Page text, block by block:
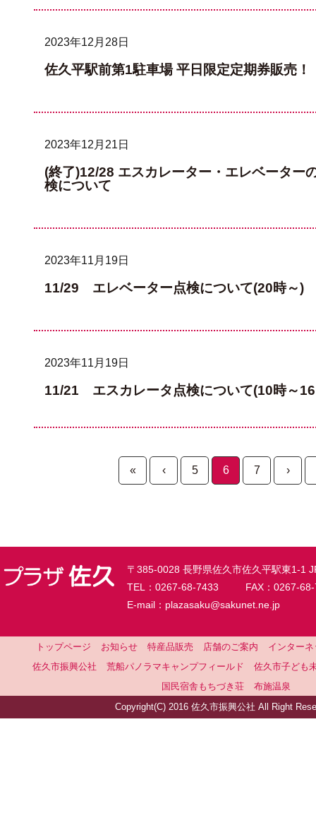
2023年12月28日
佐久平駅前第1駐車場 平日限定定期券販売！
2023年12月21日
(終了)12/28 エスカレーター・エレベーター
検について
2023年11月19日
11/29 エレベーター点検について(20時～)
2023年11月19日
11/21 エスカレータ点検について(10時～
« ‹ 5 6 7 ›
〒385-0028 長野県佐久市佐久平駅東1-1
TEL： 0267-68-7433
FAX：0267-68-
E-mail：plazasaku@sakunet.ne.jp
トップページ お知らせ 特産品販売 店舗のご案内
インター
佐久市振興公社
荒船パノラマキャンプフィールド
佐久市子ども
国民宿舎もちづき荘
布施温泉
Copyright(C) 2016 佐久市振興公社 All Right